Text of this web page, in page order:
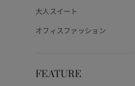
大人スイート
オフィスファッション
FEATURE